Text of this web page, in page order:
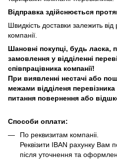
Відправка здійснюється
Швидкість доставки залежить
компанії.
Шановні покупці, будь ласка,
замовлення у відділенні
співпрацівника компанії!
При виявленні нестачі або
межами відділеня
питання повернення або
Способи оплати:
По реквизитам компаніі.
Реквізити IBAN рахунку Вам
після уточнення та